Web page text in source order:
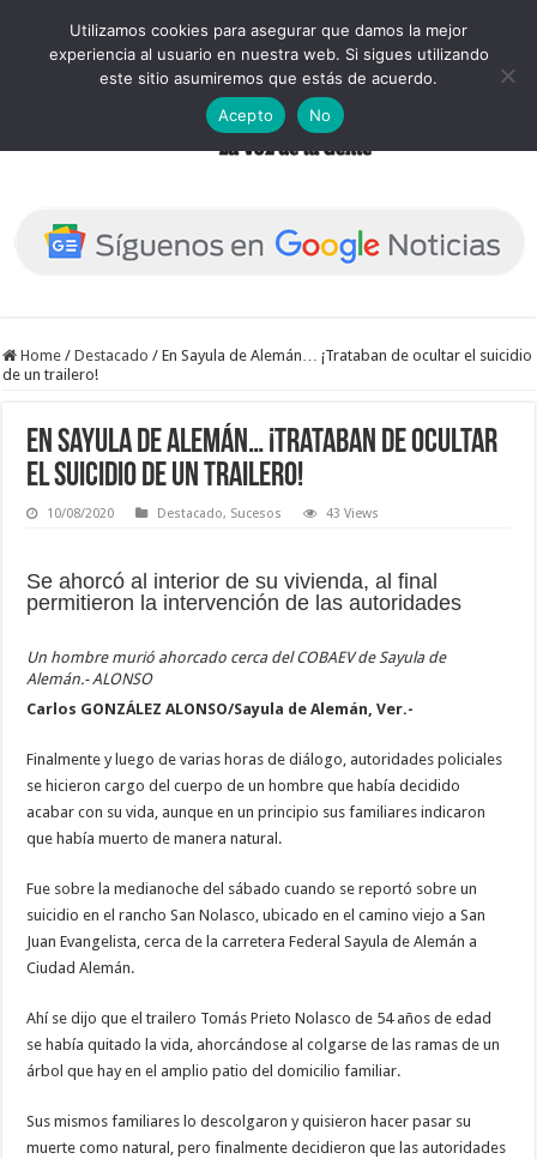
Home / Destacado / En Sayula de Alemán… ¡Trataban de ocultar el suicidio
de un trailero!
En Sayula de Alemán… ¡Trataban de ocultar
el suicidio de un trailero!
10/08/2020 Destacado, Sucesos 43 Views
Se ahorcó al interior de su vivienda, al final
permitieron la intervención de las autoridades
Un hombre murió ahorcado cerca del COBAEV de Sayula de
Alemán.- ALONSO
Carlos GONZÁLEZ ALONSO/Sayula de Alemán, Ver.-
Finalmente y luego de varias horas de diálogo, autoridades policiales
se hicieron cargo del cuerpo de un hombre que había decidido
acabar con su vida, aunque en un principio sus familiares indicaron
que había muerto de manera natural.
Fue sobre la medianoche del sábado cuando se reportó sobre un
suicidio en el rancho San Nolasco, ubicado en el camino viejo a San
Juan Evangelista, cerca de la carretera Federal Sayula de Alemán a
Ciudad Alemán.
Ahí se dijo que el trailero Tomás Prieto Nolasco de 54 años de edad
se había quitado la vida, ahorcándose al colgarse de las ramas de un
árbol que hay en el amplio patio del domicilio familiar.
Sus mismos familiares lo descolgaron y quisieron hacer pasar su
muerte como natural, pero finalmente decidieron que las autoridades
Utilizamos cookies para asegurar que damos la mejor
experiencia al usuario en nuestra web. Si sigues utilizando
este sitio asumiremos que estás de acuerdo.
Acepto
No